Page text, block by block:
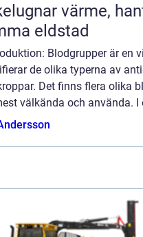
hantverk och hållbarhet i
eldstad
Blodgrupper är en
de olika typerna av
Det finns flera olika
välkända och använda. I